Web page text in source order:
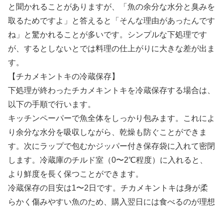
と聞かれることがありますが、「魚の余分な水分と臭みを
取るためですよ」と答えると「そんな理由があったんです
ね」と驚かれることが多いです。シンプルな下処理です
が、するとしないとでは料理の仕上がりに大きな差が出ま
す。
【チカメキントキの冷蔵保存】
下処理が終わったチカメキントキを冷蔵保存する場合は、
以下の手順で行います。
キッチンペーパーで魚全体をしっかり包みます。これによ
り余分な水分を吸収しながら、乾燥も防ぐことができま
す。次にラップで包むかジッパー付き保存袋に入れて密閉
します。冷蔵庫のチルド室（0〜2℃程度）に入れると、
より鮮度を長く保つことができます。
冷蔵保存の目安は1〜2日です。チカメキントキは身が柔
らかく傷みやすい魚のため、購入翌日には食べるのが理想